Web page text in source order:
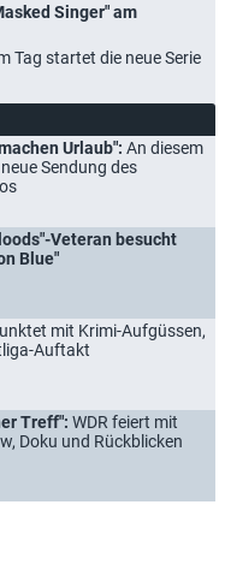
Singer" am
Tag startet die neue Serie
Urlaub": An diesem
Sendung des
Veteran besucht
Blue"
mit Krimi-Aufgüssen,
Auftakt
Treff": WDR feiert mit
Doku und Rückblicken